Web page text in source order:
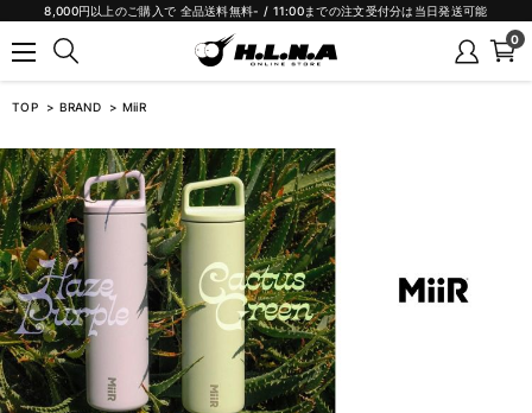
8,000円以上のご購入で 全品送料無料- / 11:00までの注文受付分は当日発送可能
0
TOP BRAND MiiR